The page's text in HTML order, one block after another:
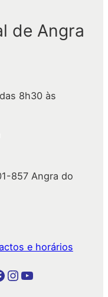
de Angra
8h30 às
857 Angra do
e horários
Botão para a página da autarquia no Instagram Botão para a página da autarquia no Youtube